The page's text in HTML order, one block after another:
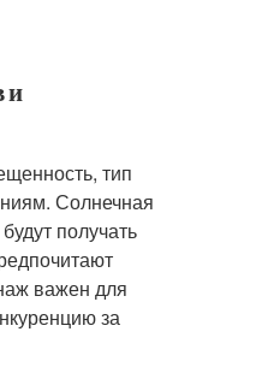
и
тип
Солнечная
получать
важен для
за